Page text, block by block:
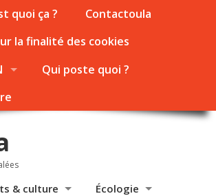
quoi ça ?
Contactoula
la finalité des cookies
Qui poste quoi ?
& culture Écologie